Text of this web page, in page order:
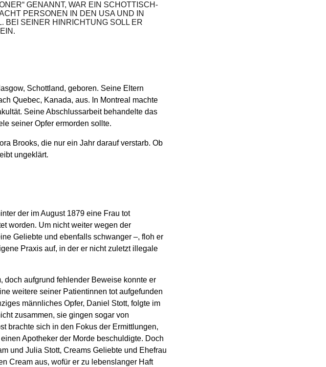
GENANNT, WAR EIN SCHOTTISCH-
PERSONEN IN DEN USA UND IN
SEINER HINRICHTUNG SOLL ER B
Schottland, geboren. Seine Eltern
Quebec, Kanada, aus. In Montreal machte
Seine Abschlussarbeit behandelte das
seiner Opfer ermorden sollte.
Brooks, die nur ein Jahr darauf verstarb. Ob
ungeklärt.
der im August 1879 eine Frau tot
worden. Um nicht weiter wegen der
Geliebte und ebenfalls schwanger –, floh er
Praxis auf, in der er nicht zuletzt illegale
doch aufgrund fehlender Beweise konnte er
weitere seiner Patientinnen tot aufgefunden
männliches Opfer, Daniel Stott, folgte im
zusammen, sie gingen sogar von
brachte sich in den Fokus der Ermittlungen,
Apotheker der Morde beschuldigte. Doch
und Julia Stott, Creams Geliebte und Ehefrau
Cream aus, wofür er zu lebenslanger Haft